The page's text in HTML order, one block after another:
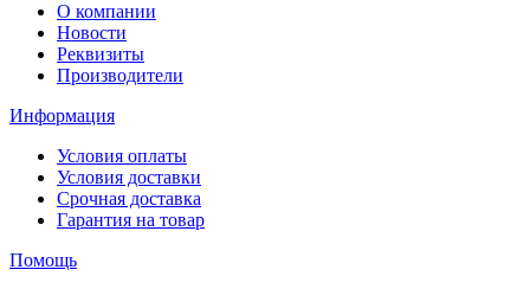
О компании
Новости
Реквизиты
Производители
Информация
Условия оплаты
Условия доставки
Срочная доставка
Гарантия на товар
Помощь